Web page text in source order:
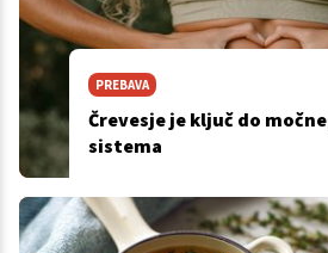
PREBAVA
Črevesje je ključ do
sistema